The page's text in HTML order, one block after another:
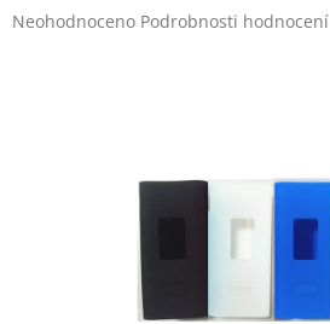
Průměrné
Neohodnoceno Podrobnosti hodnocení